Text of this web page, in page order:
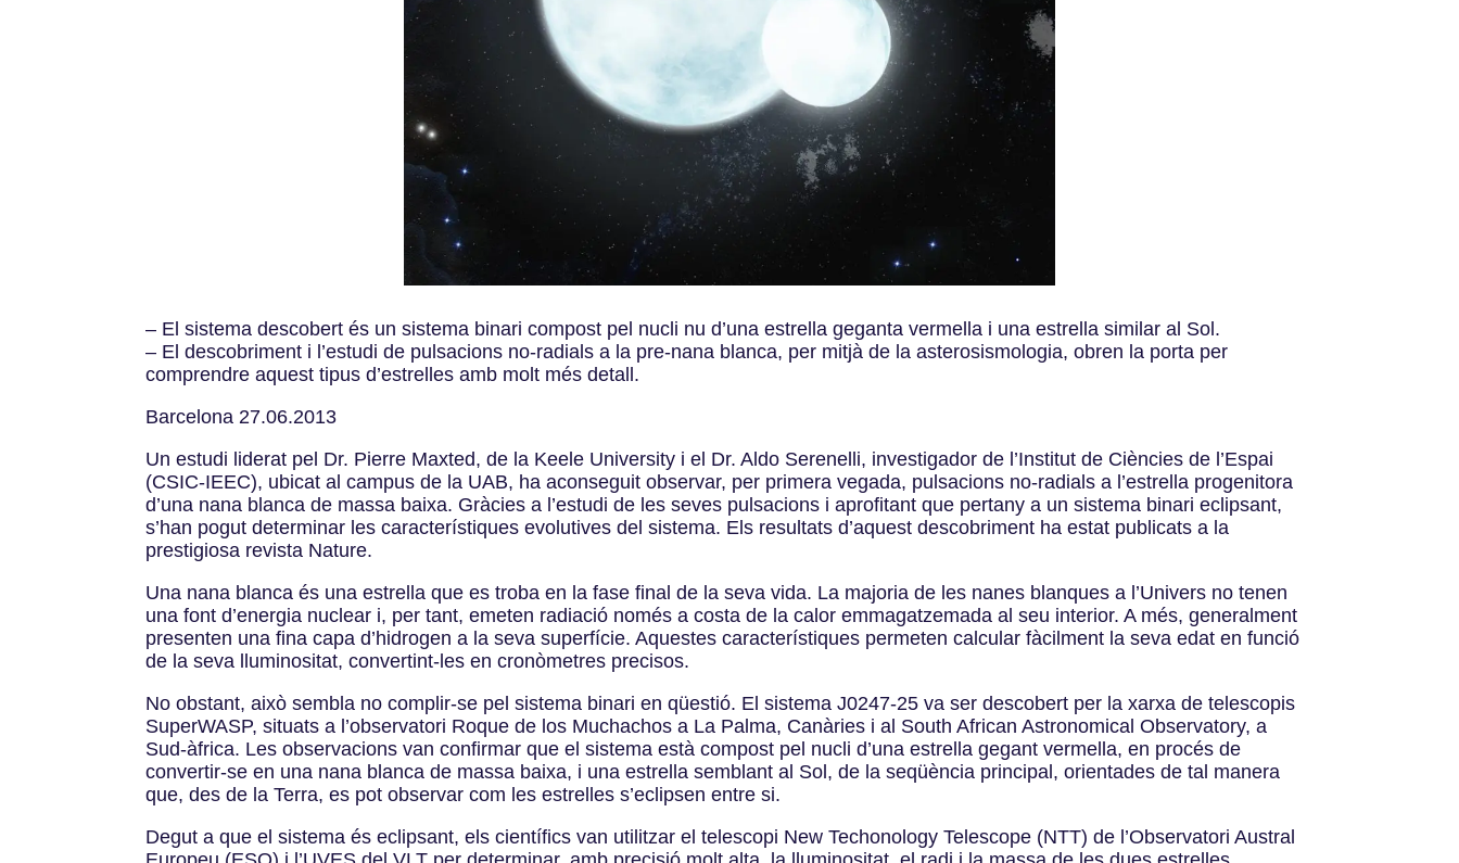
– El sistema descobert és un sistema binari compost pel nucli nu d’una estrella geganta vermella i una estrella similar al Sol.
– El descobriment i l’estudi de pulsacions no-radials a la pre-nana blanca, per mitjà de la asterosismologia, obren la porta per
comprendre aquest tipus d’estrelles amb molt més detall.
Barcelona 27.06.2013
Un estudi liderat pel Dr. Pierre Maxted, de la Keele University i el Dr. Aldo Serenelli, investigador de l’Institut de Ciències de l’Espai
(CSIC-IEEC), ubicat al campus de la UAB, ha aconseguit observar, per primera vegada, pulsacions no-radials a l’estrella progenitora
d’una nana blanca de massa baixa. Gràcies a l’estudi de les seves pulsacions i aprofitant que pertany a un sistema binari eclipsant,
s’han pogut determinar les característiques evolutives del sistema. Els resultats d’aquest descobriment ha estat publicats a la
prestigiosa revista Nature.
Una nana blanca és una estrella que es troba en la fase final de la seva vida. La majoria de les nanes blanques a l’Univers no tenen
una font d’energia nuclear i, per tant, emeten radiació només a costa de la calor emmagatzemada al seu interior. A més, generalment
presenten una fina capa d’hidrogen a la seva superfície. Aquestes característiques permeten calcular fàcilment la seva edat en funció
de la seva lluminositat, convertint-les en cronòmetres precisos.
No obstant, això sembla no complir-se pel sistema binari en qüestió. El sistema J0247-25 va ser descobert per la xarxa de telescopis
SuperWASP, situats a l’observatori Roque de los Muchachos a La Palma, Canàries i al South African Astronomical Observatory, a
Sud-àfrica. Les observacions van confirmar que el sistema està compost pel nucli d’una estrella gegant vermella, en procés de
convertir-se en una nana blanca de massa baixa, i una estrella semblant al Sol, de la seqüència principal, orientades de tal manera
que, des de la Terra, es pot observar com les estrelles s’eclipsen entre si.
Degut a que el sistema és eclipsant, els científics van utilitzar el telescopi New Techonology Telescope (NTT) de l’Observatori Austral